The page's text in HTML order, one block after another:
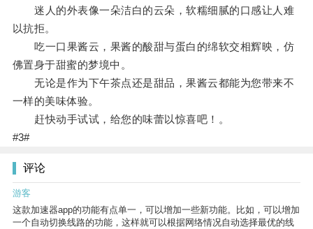
迷人的外表像一朵洁白的云朵，软糯细腻的口感让人难
以抗拒。
吃一口果酱云，果酱的酸甜与蛋白的绵软交相辉映，仿
佛置身于甜蜜的梦境中。
无论是作为下午茶点还是甜品，果酱云都能为您带来不
一样的美味体验。
赶快动手试试，给您的味蕾以惊喜吧！。
#3#
评论
游客
这款加速器app的功能有点单一，可以增加一些新功能。比如，可以增加
一个自动切换线路的功能，这样就可以根据网络情况自动选择最优的线